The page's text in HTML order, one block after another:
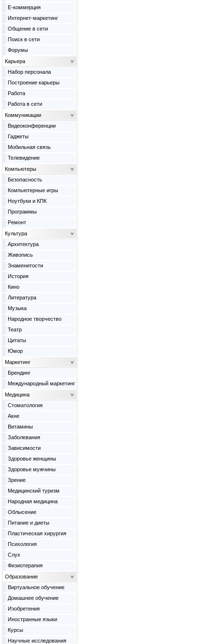
Е-коммерция
Интернет-маркетинг
Общение в сети
Поиск в сети
Форумы
Карьера
Набор персонала
Построение карьеры
Работа
Работа в сети
Коммуникации
Видеоконференции
Гаджеты
Мобильная связь
Телевидение
Компьютеры
Безопасность
Компьютерные игры
Ноутбуки и КПК
Программы
Ремонт
Культура
Архитектура
Живопись
Знаменитости
История
Кино
Литература
Музыка
Народное творчество
Театр
Цитаты
Юмор
Маркетинг
Брендинг
Международный маркетинг
Медицина
Cтоматология
Акне
Витамины
Заболевания
Зависимости
Здоровье женщины
Здоровье мужчины
Зрение
Медицинский туризм
Народная медицина
Облысение
Питание и диеты
Пластическая хирургия
Психология
Слух
Физиотерапия
Образование
Виртуальное обучение
Домашнее обучение
Изобретения
Иностранные языки
Курсы
Научные исследования